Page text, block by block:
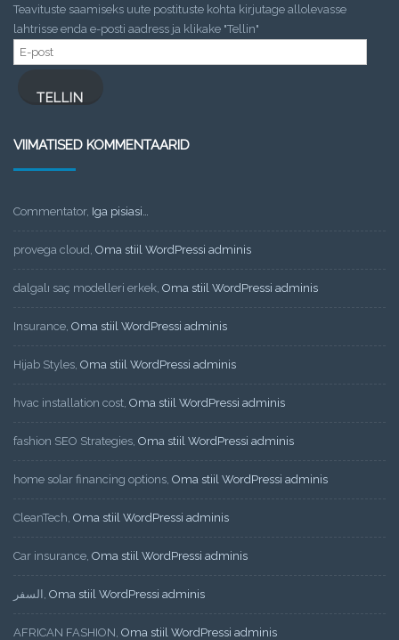
Teavituste saamiseks uute postituste kohta kirjutage allolevasse
lahtrisse enda e-posti aadress ja klikake "Tellin"
E-
post
TELLIN
VIIMATISED KOMMENTAARID
Commentator, Iga pisiasi…
provega cloud, Oma stiil WordPressi adminis
dalgalı saç modelleri erkek, Oma stiil WordPressi adminis
Insurance, Oma stiil WordPressi adminis
Hijab Styles, Oma stiil WordPressi adminis
hvac installation cost, Oma stiil WordPressi adminis
fashion SEO Strategies, Oma stiil WordPressi adminis
home solar financing options, Oma stiil WordPressi adminis
CleanTech, Oma stiil WordPressi adminis
Car insurance, Oma stiil WordPressi adminis
السفر , Oma stiil WordPressi adminis
AFRICAN FASHION, Oma stiil WordPressi adminis